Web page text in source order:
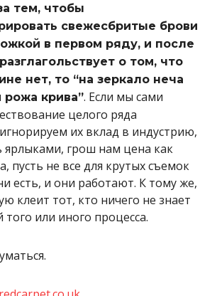
тем, чтобы
свежесбритые брови
в первом ряду, и после
о том, что
нет, то “на зеркало неча
рожа крива”. Если мы сами
целого ряда
их вклад в индустрию,
ярлыками, грош нам цена как
пусть не все для крутых съемок
есть, и они работают. К тому же,
клеит тот, кто ничего не знает
или иного процесса.